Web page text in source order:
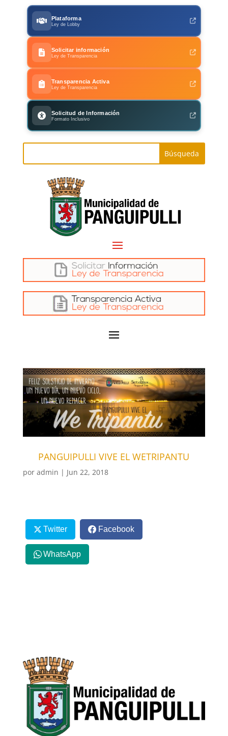
Plataforma
Ley de Lobby
Solicitar información
Ley de Transparencia
Transparencia Activa
Ley de Transparencia
Solicitud de Información
Formato Inclusivo
PANGUIPULLI VIVE EL WETRIPANTU
por admin | Jun 22, 2018
Twitter Facebook
WhatsApp